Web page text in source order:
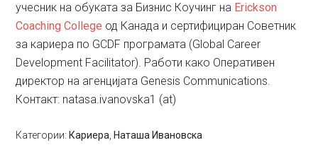
учесник на обуката за Бизнис Коучинг на Erickson
Coaching College од Канада и сертифициран Советник
за кариера по GCDF програмата (Global Career
Development Facilitator). Работи како Оперативен
директор на агенцијата Genesis Communications.
Контакт: natasa.ivanovska1 (at)
Категории: Кариера Наташа Ивановска